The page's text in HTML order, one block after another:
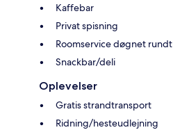
Kaffebar
Privat spisning
Roomservice døgnet rundt
Snackbar/deli
Oplevelser
Gratis strandtransport
Ridning/hesteudlejning